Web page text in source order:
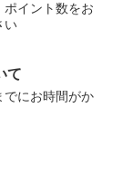
ポイント数をお
い
て
でにお時間がか